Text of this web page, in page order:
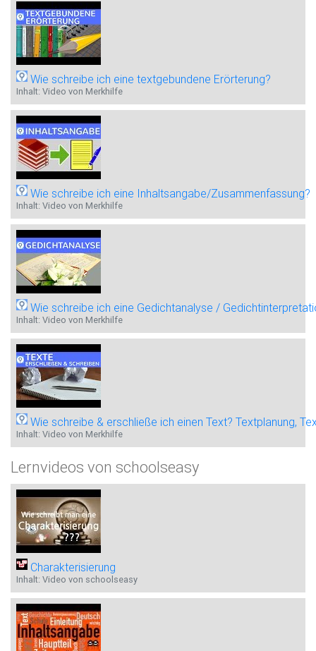
Wie schreibe ich eine textgebundene Erörterung?
Inhalt: Video von Merkhilfe
Wie schreibe ich eine Inhaltsangabe/Zusammenfassung?
Inhalt: Video von Merkhilfe
Wie schreibe ich eine Gedichtanalyse /
Inhalt: Video von Merkhilfe
Wie schreibe & erschließe ich einen Text? Textplanung,
Inhalt: Video von Merkhilfe
Lernvideos von schoolseasy
Charakterisierung
Inhalt: Video von schoolseasy